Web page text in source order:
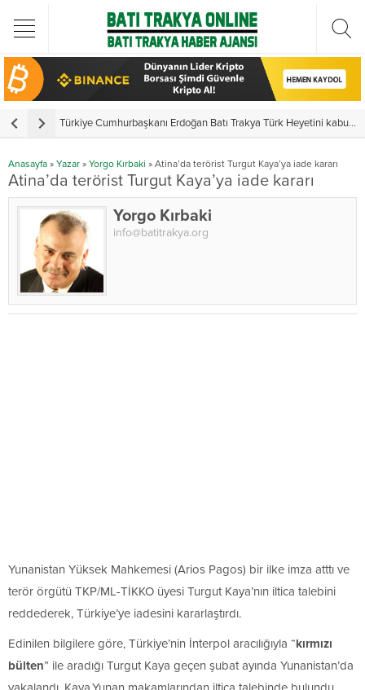
Türkiye Cumhurbaşkanı Erdoğan Batı Trakya Türk Heyetini kabul etti
Anasayfa » Yazar » Yorgo Kırbaki » Atina’da terörist Turgut Kaya’ya iade kararı
Atina’da terörist Turgut Kaya’ya iade kararı
Yorgo Kırbaki
info@batitrakya.org
Yunanistan Yüksek Mahkemesi (Arios Pagos) bir ilke imza atttı ve
terör örgütü TKP/ML-TİKKO üyesi Turgut Kaya’nın iltica talebini
reddederek, Türkiye’ye iadesini kararlaştırdı.
Edinilen bilgilere göre, Türkiye’nin İnterpol aracılığıyla “kırmızı
bülten” ile aradığı Turgut Kaya geçen şubat ayında Yunanistan’da